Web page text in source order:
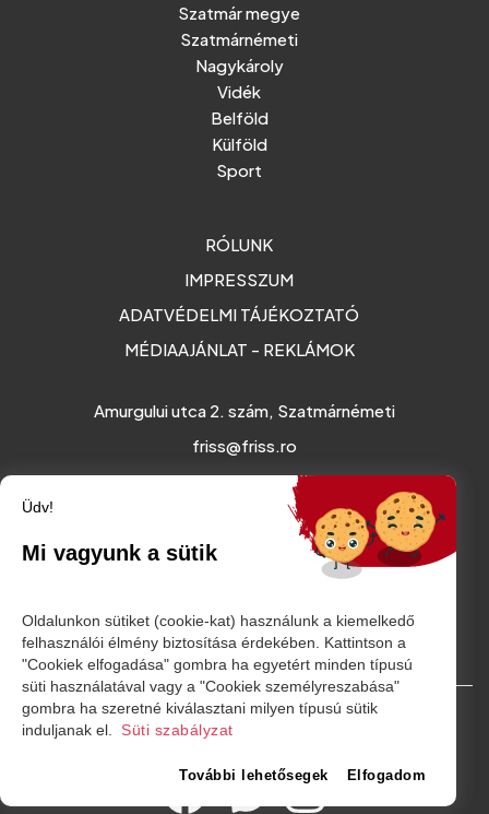
Szatmár megye
Szatmárnémeti
Nagykároly
Vidék
Belföld
Külföld
Sport
RÓLUNK
IMPRESSZUM
ADATVÉDELMI TÁJÉKOZTATÓ
MÉDIAAJÁNLAT - REKLÁMOK
Amurgului utca 2. szám, Szatmárnémeti
friss@friss.ro
© Minden jog fenntartva. 2026
Üdv!
Mi vagyunk a sütik
Oldalunkon sütiket (cookie-kat) használunk a kiemelkedő
felhasználói élmény biztosítása érdekében. Kattintson a
"Cookiek elfogadása" gombra ha egyetért minden típusú
süti használatával vagy a "Cookiek személyreszabása"
gombra ha szeretné kiválasztani milyen típusú sütik
induljanak el.
Süti szabályzat
További lehetősegek Elfogadom